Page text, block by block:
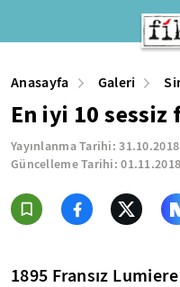
Anasayfa Galeri
En iyi 10 sessiz
Yayınlanma Tarihi:
Güncelleme Tarihi:
1895 Fransız